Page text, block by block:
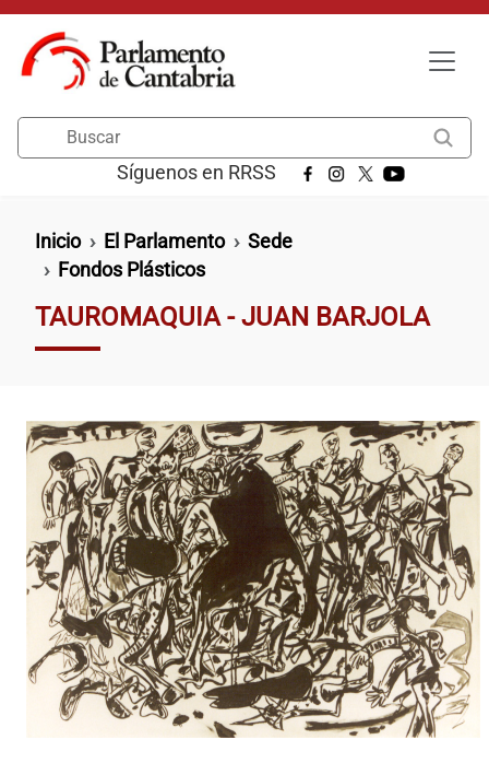
Pasar al contenido principal
Síguenos en RRSS
Ruta de navegación
Inicio El Parlamento
Sede
Fondos Plásticos
TAUROMAQUIA - JUAN BARJOLA